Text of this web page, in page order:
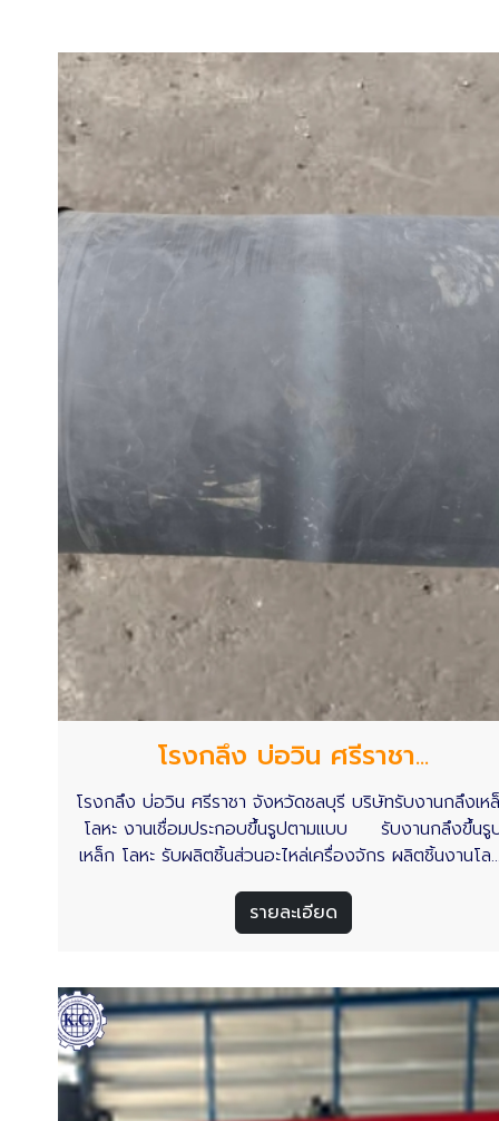
โรงกลึง บ่อวิน ศรีราชา...
โรงกลึง บ่อวิน ศรีราชา จังหวัดชลบุรี บริษัทรับงานกลึงเห
โลหะ งานเชื่อมประกอบขึ้นรูปตามแบบ รับงานกลึงขึ้นรู
เหล็ก โลหะ รับผลิตชิ้นส่วนอะไหล่เครื่องจักร ผลิตชิ้นงานโล
คุณภาพ พร้อมรับงานผลิตจำนวนมาก ส่งมอบงานตรงสเ
ครบจำนวน ส่งงานตรงตามเวลา ในราคามิตรภาพ โรงกลึ
พร้อมให้บริการลูกค้าที่ต้องการงานกลึงขึ้นรูปเหล็ก โลหะ
จังหวัดชลบุรี รวมถึงในพื้นที่เขตอุตสาหกรรมทั่วประเทศไท
อ่านเพิ่มเติม
รายละเอียด